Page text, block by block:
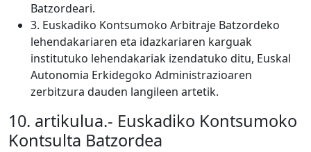
Batzordeari.
3. Euskadiko Kontsumoko Arbitraje Batzordeko
lehendakariaren eta idazkariaren karguak
institutuko lehendakariak izendatuko ditu, Euskal
Autonomia Erkidegoko Administrazioaren
zerbitzura dauden langileen artetik.
10. artikulua.- Euskadiko Kontsumoko
Kontsulta Batzordea